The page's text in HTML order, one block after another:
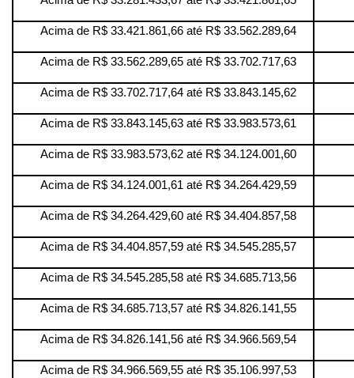
Acima de R$ 33.421.861,66 até R$ 33.562.289,64
Acima de R$ 33.562.289,65 até R$ 33.702.717,63
Acima de R$ 33.702.717,64 até R$ 33.843.145,62
Acima de R$ 33.843.145,63 até R$ 33.983.573,61
Acima de R$ 33.983.573,62 até R$ 34.124.001,60
Acima de R$ 34.124.001,61 até R$ 34.264.429,59
Acima de R$ 34.264.429,60 até R$ 34.404.857,58
Acima de R$ 34.404.857,59 até R$ 34.545.285,57
Acima de R$ 34.545.285,58 até R$ 34.685.713,56
Acima de R$ 34.685.713,57 até R$ 34.826.141,55
Acima de R$ 34.826.141,56 até R$ 34.966.569,54
Acima de R$ 34.966.569,55 até R$ 35.106.997,53